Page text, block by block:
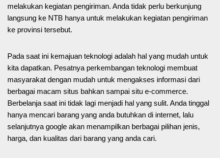
melakukan kegiatan pengiriman. Anda tidak perlu berkunjung
langsung ke NTB hanya untuk melakukan kegiatan pengiriman
ke provinsi tersebut.
Pada saat ini kemajuan teknologi adalah hal yang mudah untuk
kita dapatkan. Pesatnya perkembangan teknologi membuat
masyarakat dengan mudah untuk mengakses informasi dari
berbagai macam situs bahkan sampai situ e-commerce.
Berbelanja saat ini tidak lagi menjadi hal yang sulit. Anda tinggal
hanya mencari barang yang anda butuhkan di internet, lalu
selanjutnya google akan menampilkan berbagai pilihan jenis,
harga, dan kualitas dari barang yang anda cari.